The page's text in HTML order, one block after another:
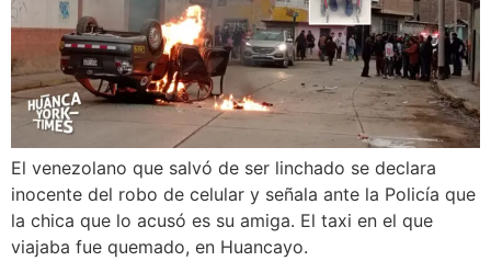
El venezolano que salvó de ser linchado se declara
inocente del robo de celular y señala ante la Policía que
la chica que lo acusó es su amiga. El taxi en el que
viajaba fue quemado, en Huancayo.